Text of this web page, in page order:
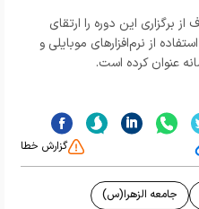
برگزاری این دوره را ارتقای
از نرم‌افزارهای موبایلی و
عنوان کرده است.
گزارش خطا
جامعه الزهرا(س)